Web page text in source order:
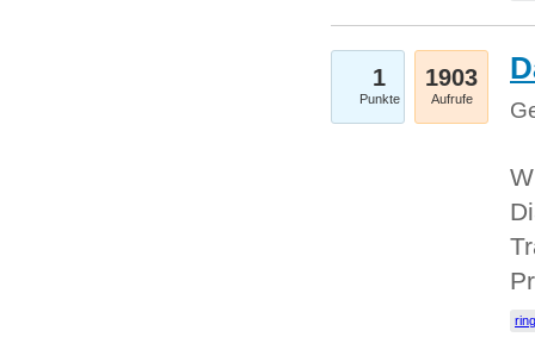
1
Punkte
1903
Aufrufe
ring